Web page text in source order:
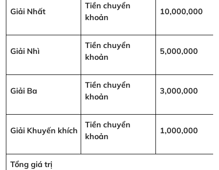
Giải Nhất
Tiền chuyển
khoản
10,000,000
Giải Nhì
Tiền chuyển
khoản
5,000,000
Giải Ba
Tiền chuyển
khoản
3,000,000
Giải Khuyến khích
Tiền chuyển
khoản
1,000,000
Tổng giá trị